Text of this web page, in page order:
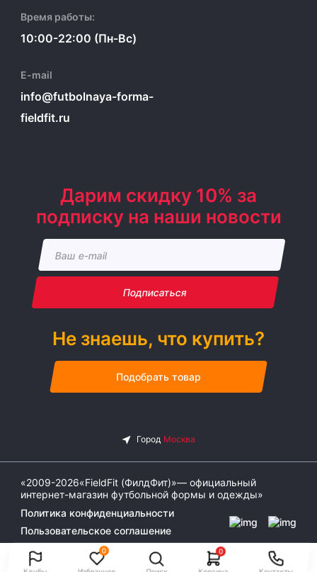
0 0
Время работы:
10:00-22:00 (Пн-Вс)
E-mail
info@futbolnaya-forma-
fieldfit.ru
Дарим скидку 10% за
подписку на наши новости
Подписаться
Не знаешь, что купить?
Подобрать товар
«2009-2026«FieldFit (ФилдФит)»— официальный
интернет-магазин футбольной формы и одежды»
Политика конфиденциальности
Пользовательское соглашение